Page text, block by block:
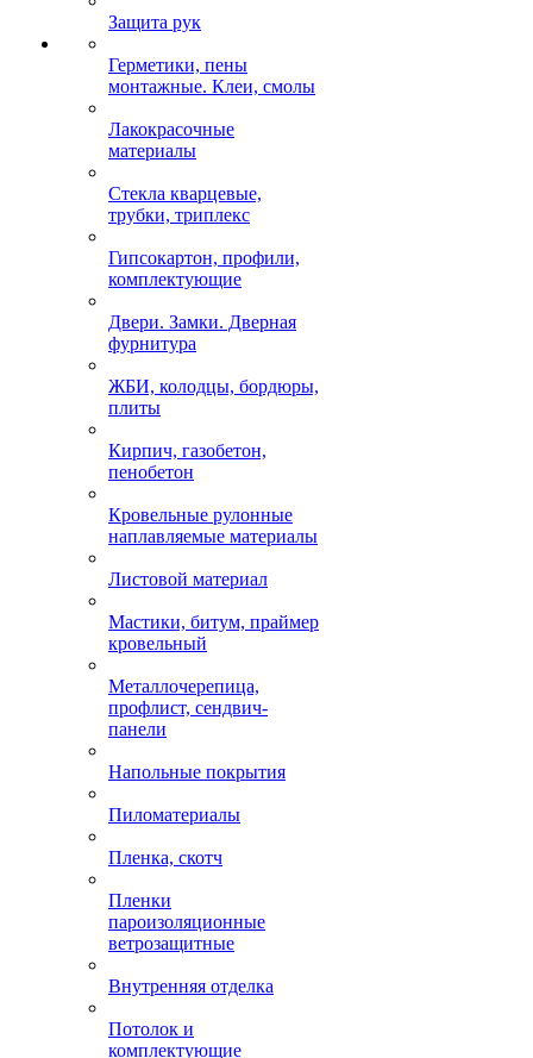
Защита рук
Герметики, пены
монтажные. Клеи, смолы
Лакокрасочные
материалы
Стекла кварцевые,
трубки, триплекс
Гипсокартон, профили,
комплектующие
Двери. Замки. Дверная
фурнитура
ЖБИ, колодцы, бордюры,
плиты
Кирпич, газобетон,
пенобетон
Кровельные рулонные
наплавляемые материалы
Листовой материал
Мастики, битум, праймер
кровельный
Металлочерепица,
профлист, сендвич-
панели
Напольные покрытия
Пиломатериалы
Пленка, скотч
Пленки
пароизоляционные
ветрозащитные
Внутренняя отделка
Потолок и
комплектующие